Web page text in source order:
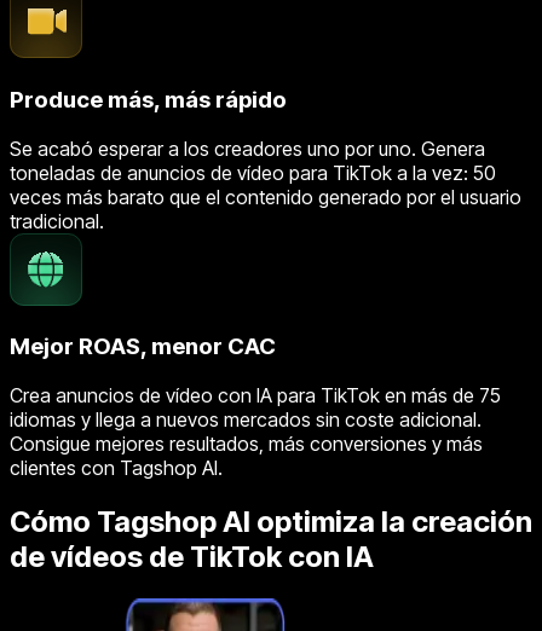
Produce más, más rápido
Se acabó esperar a los creadores uno por uno. Genera
toneladas de anuncios de vídeo para TikTok a la vez: 50
veces más barato que el contenido generado por el usuario
tradicional.
Mejor ROAS, menor CAC
Crea anuncios de vídeo con IA para TikTok en más de 75
idiomas y llega a nuevos mercados sin coste adicional.
Consigue mejores resultados, más conversiones y más
clientes con Tagshop AI.
Cómo Tagshop AI optimiza la creación
de vídeos de TikTok con IA